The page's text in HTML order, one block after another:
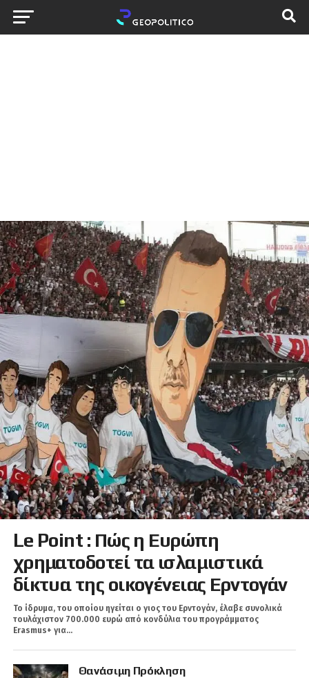
Le Point : Πώς η Ευρώπη
χρηματοδοτεί τα ισλαμιστικά
δίκτυα της οικογένειας Ερντογάν
Το ίδρυμα, του οποίου ηγείται ο γιος του Ερντογάν, έλαβε συνολικά
τουλάχιστον 700.000 ευρώ από κονδύλια του προγράμματος
Erasmus+ για...
Θανάσιμη Πρόκληση